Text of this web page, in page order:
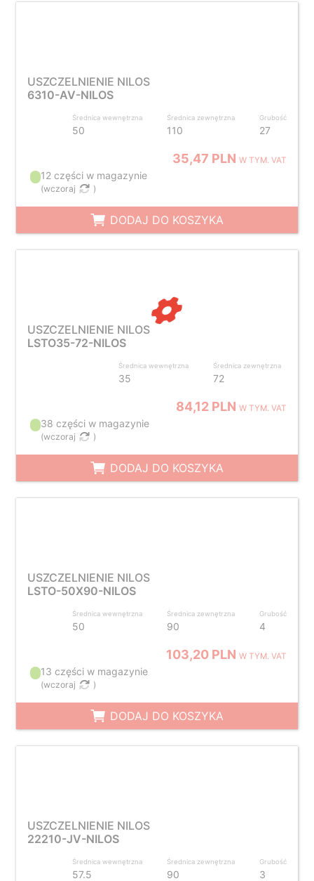
USZCZELNIENIE NILOS
6310-AV-NILOS
Średnica wewnętrzna
50
Średnica zewnętrzna
110
Grubość
27
35,47 PLNW TYM. VAT
12 części w magazynie
(wczoraj )
DODAJ DO KOSZYKA
USZCZELNIENIE NILOS
LSTO35-72-NILOS
Średnica wewnętrzna
35
Średnica zewnętrzna
72
84,12 PLNW TYM. VAT
38 części w magazynie
(wczoraj )
DODAJ DO KOSZYKA
USZCZELNIENIE NILOS
LSTO-50X90-NILOS
Średnica wewnętrzna
50
Średnica zewnętrzna
90
Grubość
4
103,20 PLNW TYM. VAT
13 części w magazynie
(wczoraj )
DODAJ DO KOSZYKA
USZCZELNIENIE NILOS
22210-JV-NILOS
Średnica wewnętrzna
57.5
Średnica zewnętrzna
90
Grubość
3